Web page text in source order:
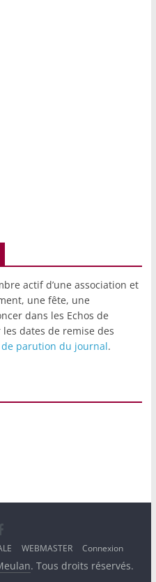
actif d’une association et
une fête, une
dans les Echos de
dates de remise des
parution du journal.
WEBMASTER Connexion
. Tous droits réservés.